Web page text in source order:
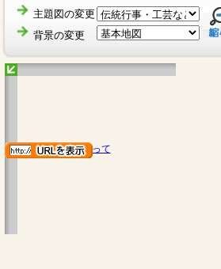
主題図の変更
背景の変更
地図のご利用にあたって